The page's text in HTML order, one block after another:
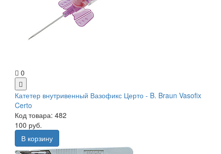
0
Катетер внутривенный Вазофикс Церто - B. Braun Vasofix
Certo
Код товара: 482
100 руб.
В корзину